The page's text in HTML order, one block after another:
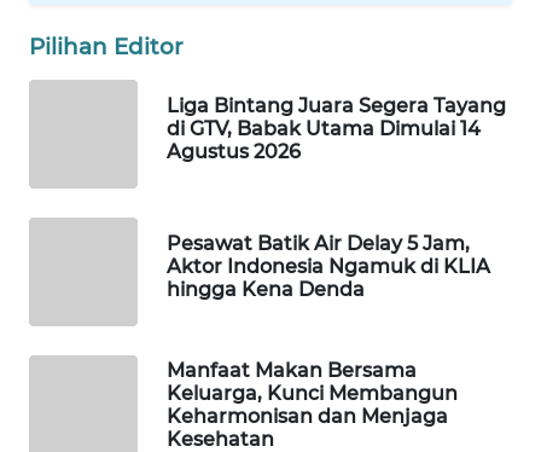
Pilihan Editor
Liga Bintang Juara Segera Tayang
di GTV, Babak Utama Dimulai 14
Agustus 2026
Pesawat Batik Air Delay 5 Jam,
Aktor Indonesia Ngamuk di KLIA
hingga Kena Denda
Manfaat Makan Bersama
Keluarga, Kunci Membangun
Keharmonisan dan Menjaga
Kesehatan
UMKM
OTOMOTIF